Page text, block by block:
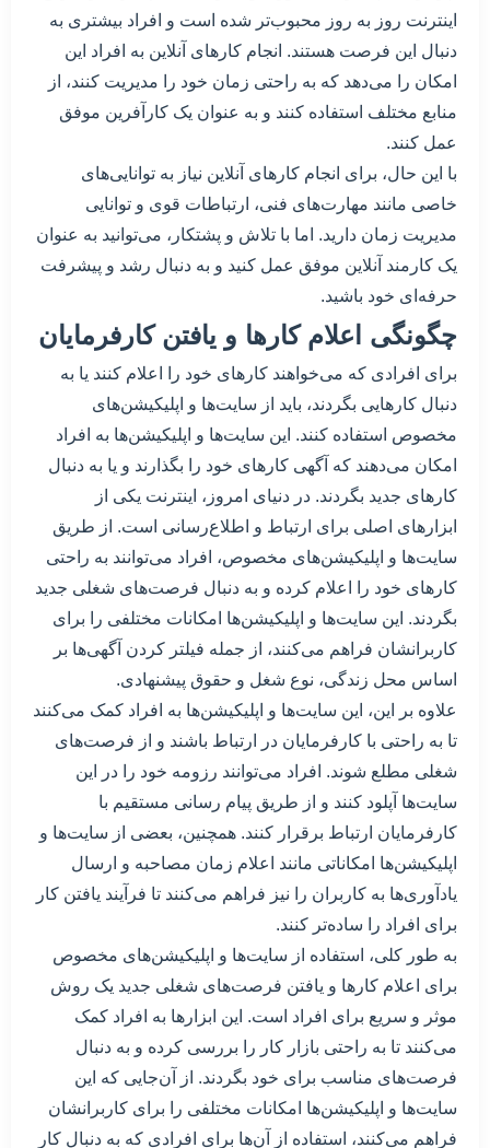
اینترنت روز به روز محبوب‌تر شده است و افراد بیشتری به
دنبال این فرصت هستند. انجام کارهای آنلاین به افراد این
امکان را می‌دهد که به راحتی زمان خود را مدیریت کنند، از
منابع مختلف استفاده کنند و به عنوان یک کارآفرین موفق
عمل کنند.
با این حال، برای انجام کارهای آنلاین نیاز به توانایی‌های
خاصی مانند مهارت‌های فنی، ارتباطات قوی و توانایی
مدیریت زمان دارید. اما با تلاش و پشتکار، می‌توانید به عنوان
یک کارمند آنلاین موفق عمل کنید و به دنبال رشد و پیشرفت
حرفه‌ای خود باشید.
چگونگی اعلام کارها و یافتن کارفرمایان
برای افرادی که می‌خواهند کارهای خود را اعلام کنند یا به
دنبال کارهایی بگردند، باید از سایت‌ها و اپلیکیشن‌های
مخصوص استفاده کنند. این سایت‌ها و اپلیکیشن‌ها به افراد
امکان می‌دهند که آگهی کارهای خود را بگذارند و یا به دنبال
کارهای جدید بگردند. در دنیای امروز، اینترنت یکی از
ابزارهای اصلی برای ارتباط و اطلاع‌رسانی است. از طریق
سایت‌ها و اپلیکیشن‌های مخصوص، افراد می‌توانند به راحتی
کارهای خود را اعلام کرده و به دنبال فرصت‌های شغلی جدید
بگردند. این سایت‌ها و اپلیکیشن‌ها امکانات مختلفی را برای
کاربرانشان فراهم می‌کنند، از جمله فیلتر کردن آگهی‌ها بر
اساس محل زندگی، نوع شغل و حقوق پیشنهادی.
علاوه بر این، این سایت‌ها و اپلیکیشن‌ها به افراد کمک می‌کنند
تا به راحتی با کارفرمایان در ارتباط باشند و از فرصت‌های
شغلی مطلع شوند. افراد می‌توانند رزومه خود را در این
سایت‌ها آپلود کنند و از طریق پیام رسانی مستقیم با
کارفرمایان ارتباط برقرار کنند. همچنین، بعضی از سایت‌ها و
اپلیکیشن‌ها امکاناتی مانند اعلام زمان مصاحبه و ارسال
یادآوری‌ها به کاربران را نیز فراهم می‌کنند تا فرآیند یافتن کار
برای افراد را ساده‌تر کنند.
به طور کلی، استفاده از سایت‌ها و اپلیکیشن‌های مخصوص
برای اعلام کارها و یافتن فرصت‌های شغلی جدید یک روش
موثر و سریع برای افراد است. این ابزارها به افراد کمک
می‌کنند تا به راحتی بازار کار را بررسی کرده و به دنبال
فرصت‌های مناسب برای خود بگردند. از آن‌جایی که این
سایت‌ها و اپلیکیشن‌ها امکانات مختلفی را برای کاربرانشان
فراهم می‌کنند، استفاده از آن‌ها برای افرادی که به دنبال کار